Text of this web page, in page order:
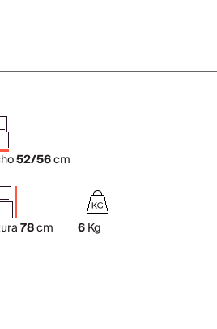
52/56cm
78cm 6Kg